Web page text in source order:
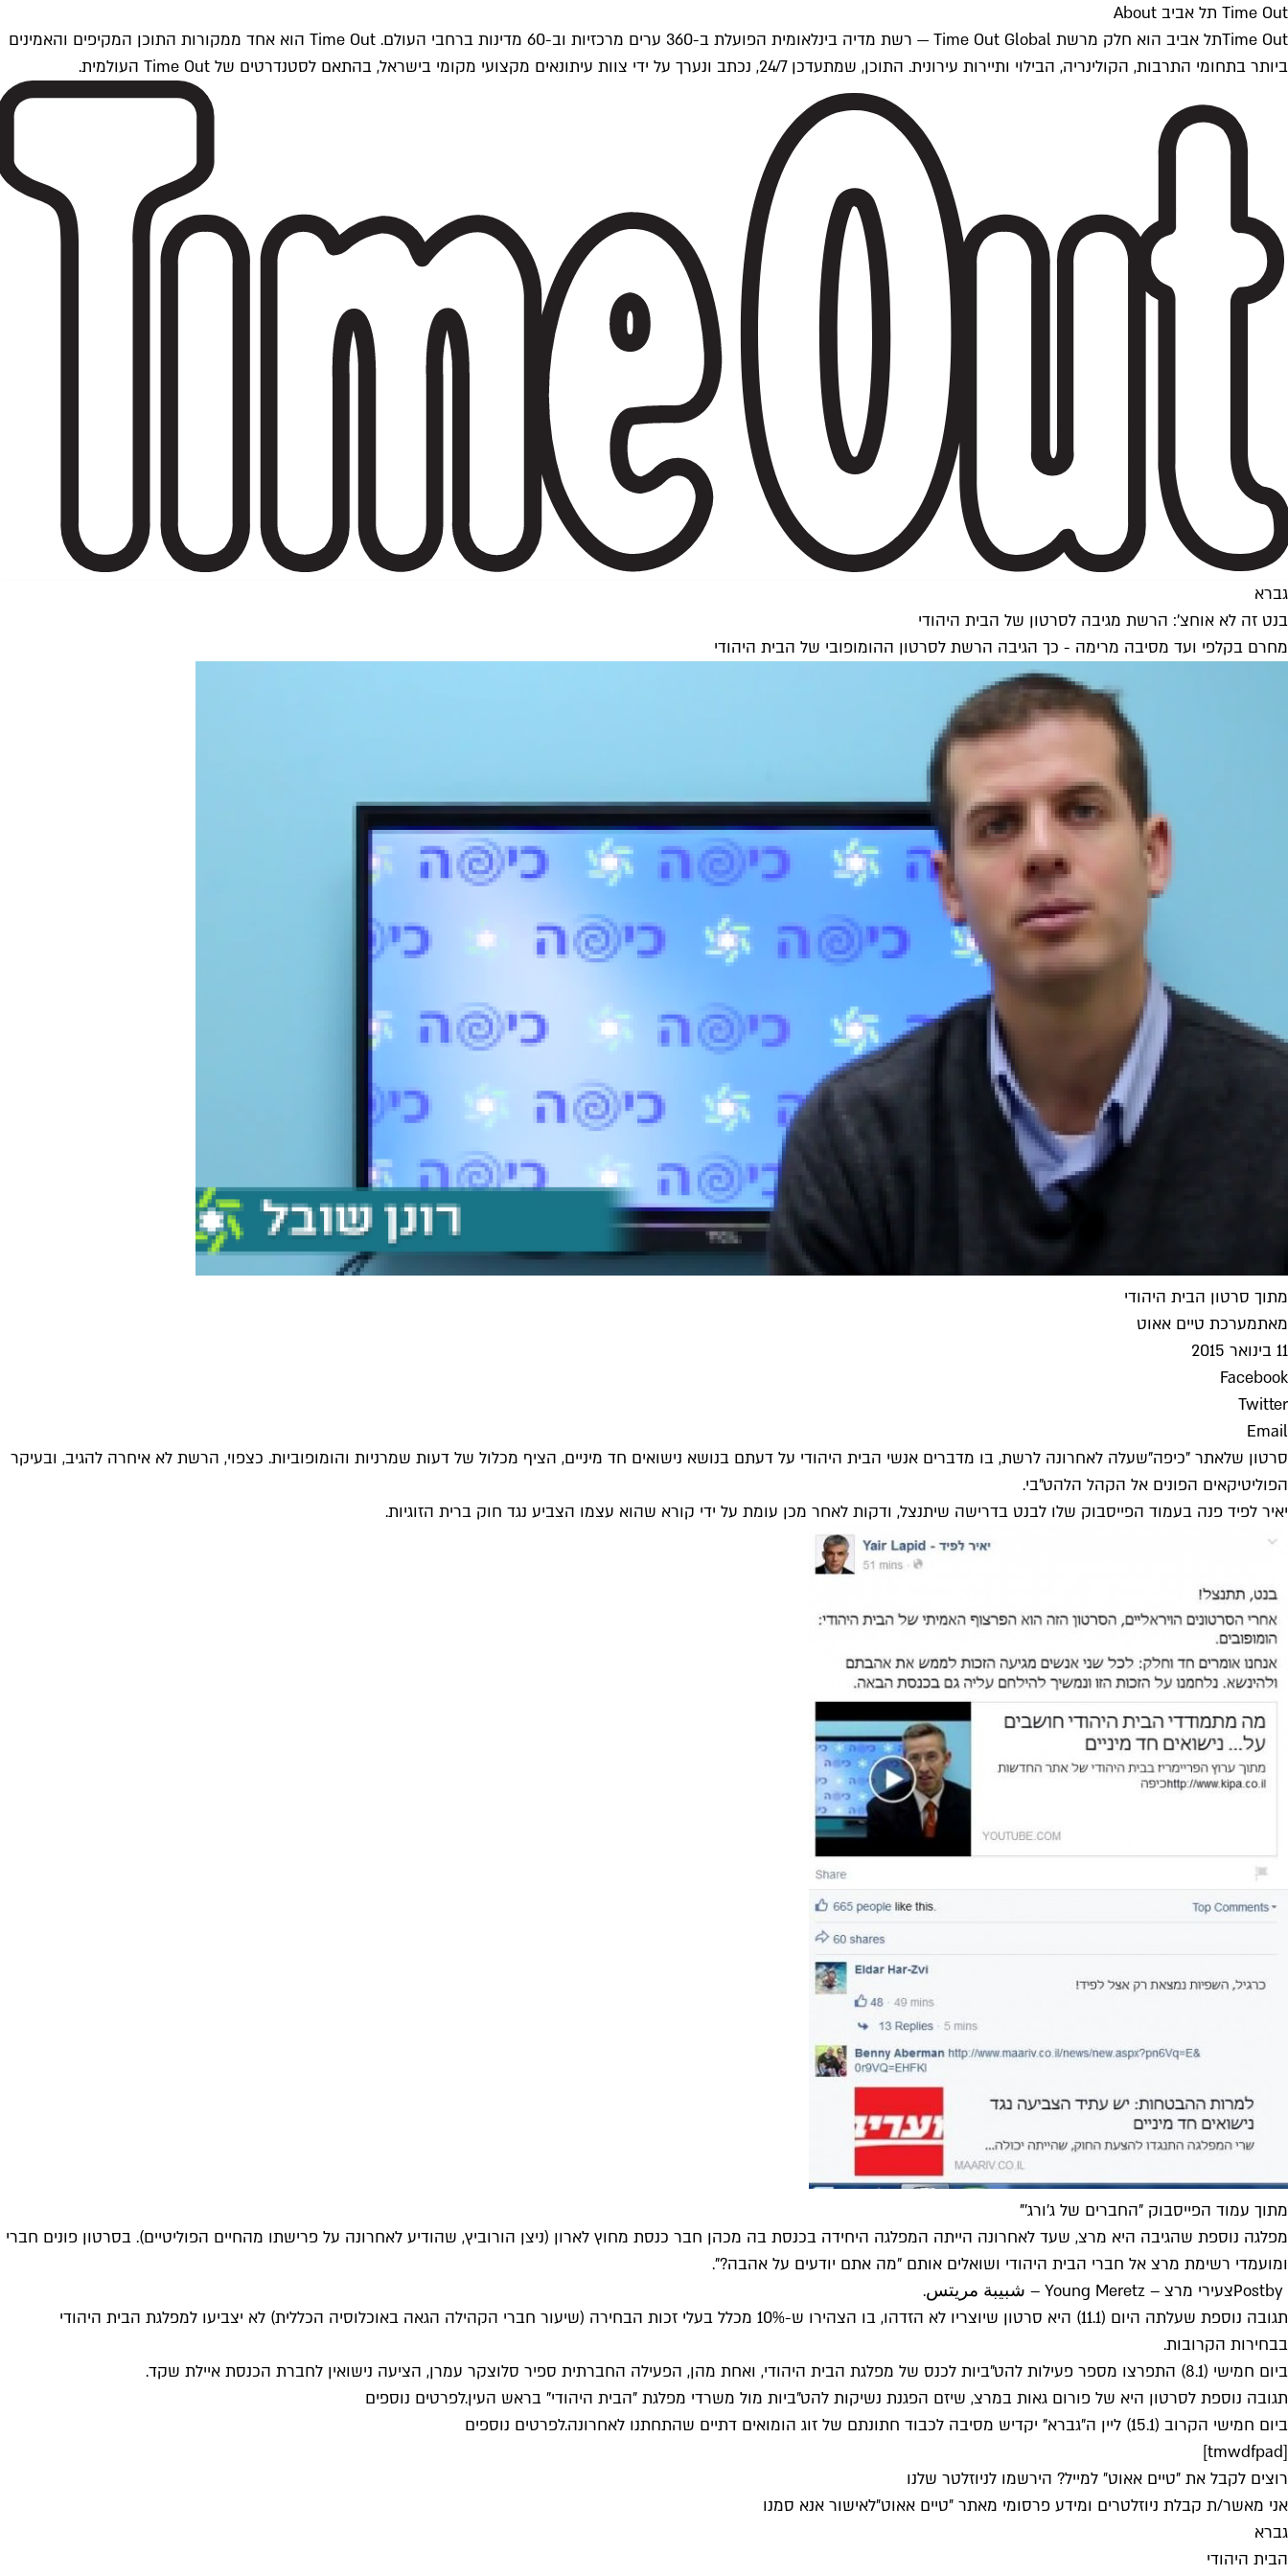
Time Out תל אביב About
Time Outתל אביב הוא חלק מרשת Time Out Global — רשת מדיה בינלאומית הפועלת ב-360 ערים מרכזיות וב-60 מדינות ברחבי העולם. Time Out הוא אחד ממקורות התוכן המקיפים והאמינים
ביותר בתחומי התרבות, הקולינריה, הבילוי ותיירות עירונית. התוכן, שמתעדכן 24/7, נכתב ונערך על ידי צוות עיתונאים מקצועי מקומי בישראל, בהתאם לסטנדרטים של Time Out העולמית.
גברא
בנט זה לא אוחצ': הרשת מגיבה לסרטון של הבית היהודי
מחרם בקלפי ועד מסיבה מרימה - כך הגיבה הרשת לסרטון ההומופובי של הבית היהודי
מתוך סרטון הבית היהודי
מאתמערכת טיים אאוט
11 בינואר 2015
Facebook
Twitter
Email
סרטון שלאתר "כיפה"שעלה לאחרונה לרשת, בו מדברים אנשי הבית היהודי על דעתם בנושא נישואים חד מיניים, הציף מכלול של דעות שמרניות והומופוביות. כצפוי, הרשת לא איחרה להגיב, ובעיקר
הפוליטיקאים הפונים אל הקהל הלהט"בי.
יאיר לפיד פנה בעמוד הפייסבוק שלו לבנט בדרישה שיתנצל, ודקות לאחר מכן עומת על ידי קורא שהוא עצמו הצביע נגד חוק ברית הזוגיות.
מתוך עמוד הפייסבוק "החברים של ג'ורג'"
מפלגה נוספת שהגיבה היא מרצ, שעד לאחרונה הייתה המפלגה היחידה בכנסת בה מכהן חבר כנסת מחוץ לארון (ניצן הורוביץ, שהודיע לאחרונה על פרישתו מהחיים הפוליטיים). בסרטון פונים חברי
ומועמדי רשימת מרצ אל חברי הבית היהודי ושואלים אותם "מה אתם יודעים על אהבה?".
Postby ‎ צעירי מרצ – Young Meretz – شبيبة مريتس
תגובה נוספת שעלתה היום (11.1) היא סרטון שיוצריו לא הזדהו, בו הצהירו ש-10% מכלל בעלי זכות הבחירה (שיעור חברי הקהילה הגאה באוכלוסיה הכללית) לא יצביעו למפלגת הבית היהודי
בבחירות הקרובות.
ביום חמישי (8.1) התפרצו מספר פעילות להט"ביות לכנס של מפלגת הבית היהודי, ואחת מהן, הפעילה החברתית ספיר סלוצקר עמרן, הציעה נישואין לחברת הכנסת איילת שקד.
תגובה נוספת לסרטון היא של פורום גאות במרצ, שיזם הפגנת נשיקות להט"ביות מול משרדי מפלגת "הבית היהודי" בראש העין.לפרטים נוספים
ביום חמישי הקרוב (15.1) ליין ה"גברא" יקדיש מסיבה לכבוד חתונתם של זוג הומואים דתיים שהתחתנו לאחרונה.
לפרטים נוספים
[tmwdfpad]
רוצים לקבל את ״טיים אאוט״ למייל? הירשמו לניוזלטר שלנו
אני מאשר/ת קבלת ניוזלטרים ומידע פרסומי מאתר ״טיים אאוט״לאישור אנא סמנו
גברא
הבית היהודי